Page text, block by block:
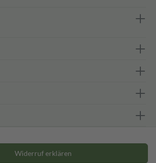
Widerruf erklären